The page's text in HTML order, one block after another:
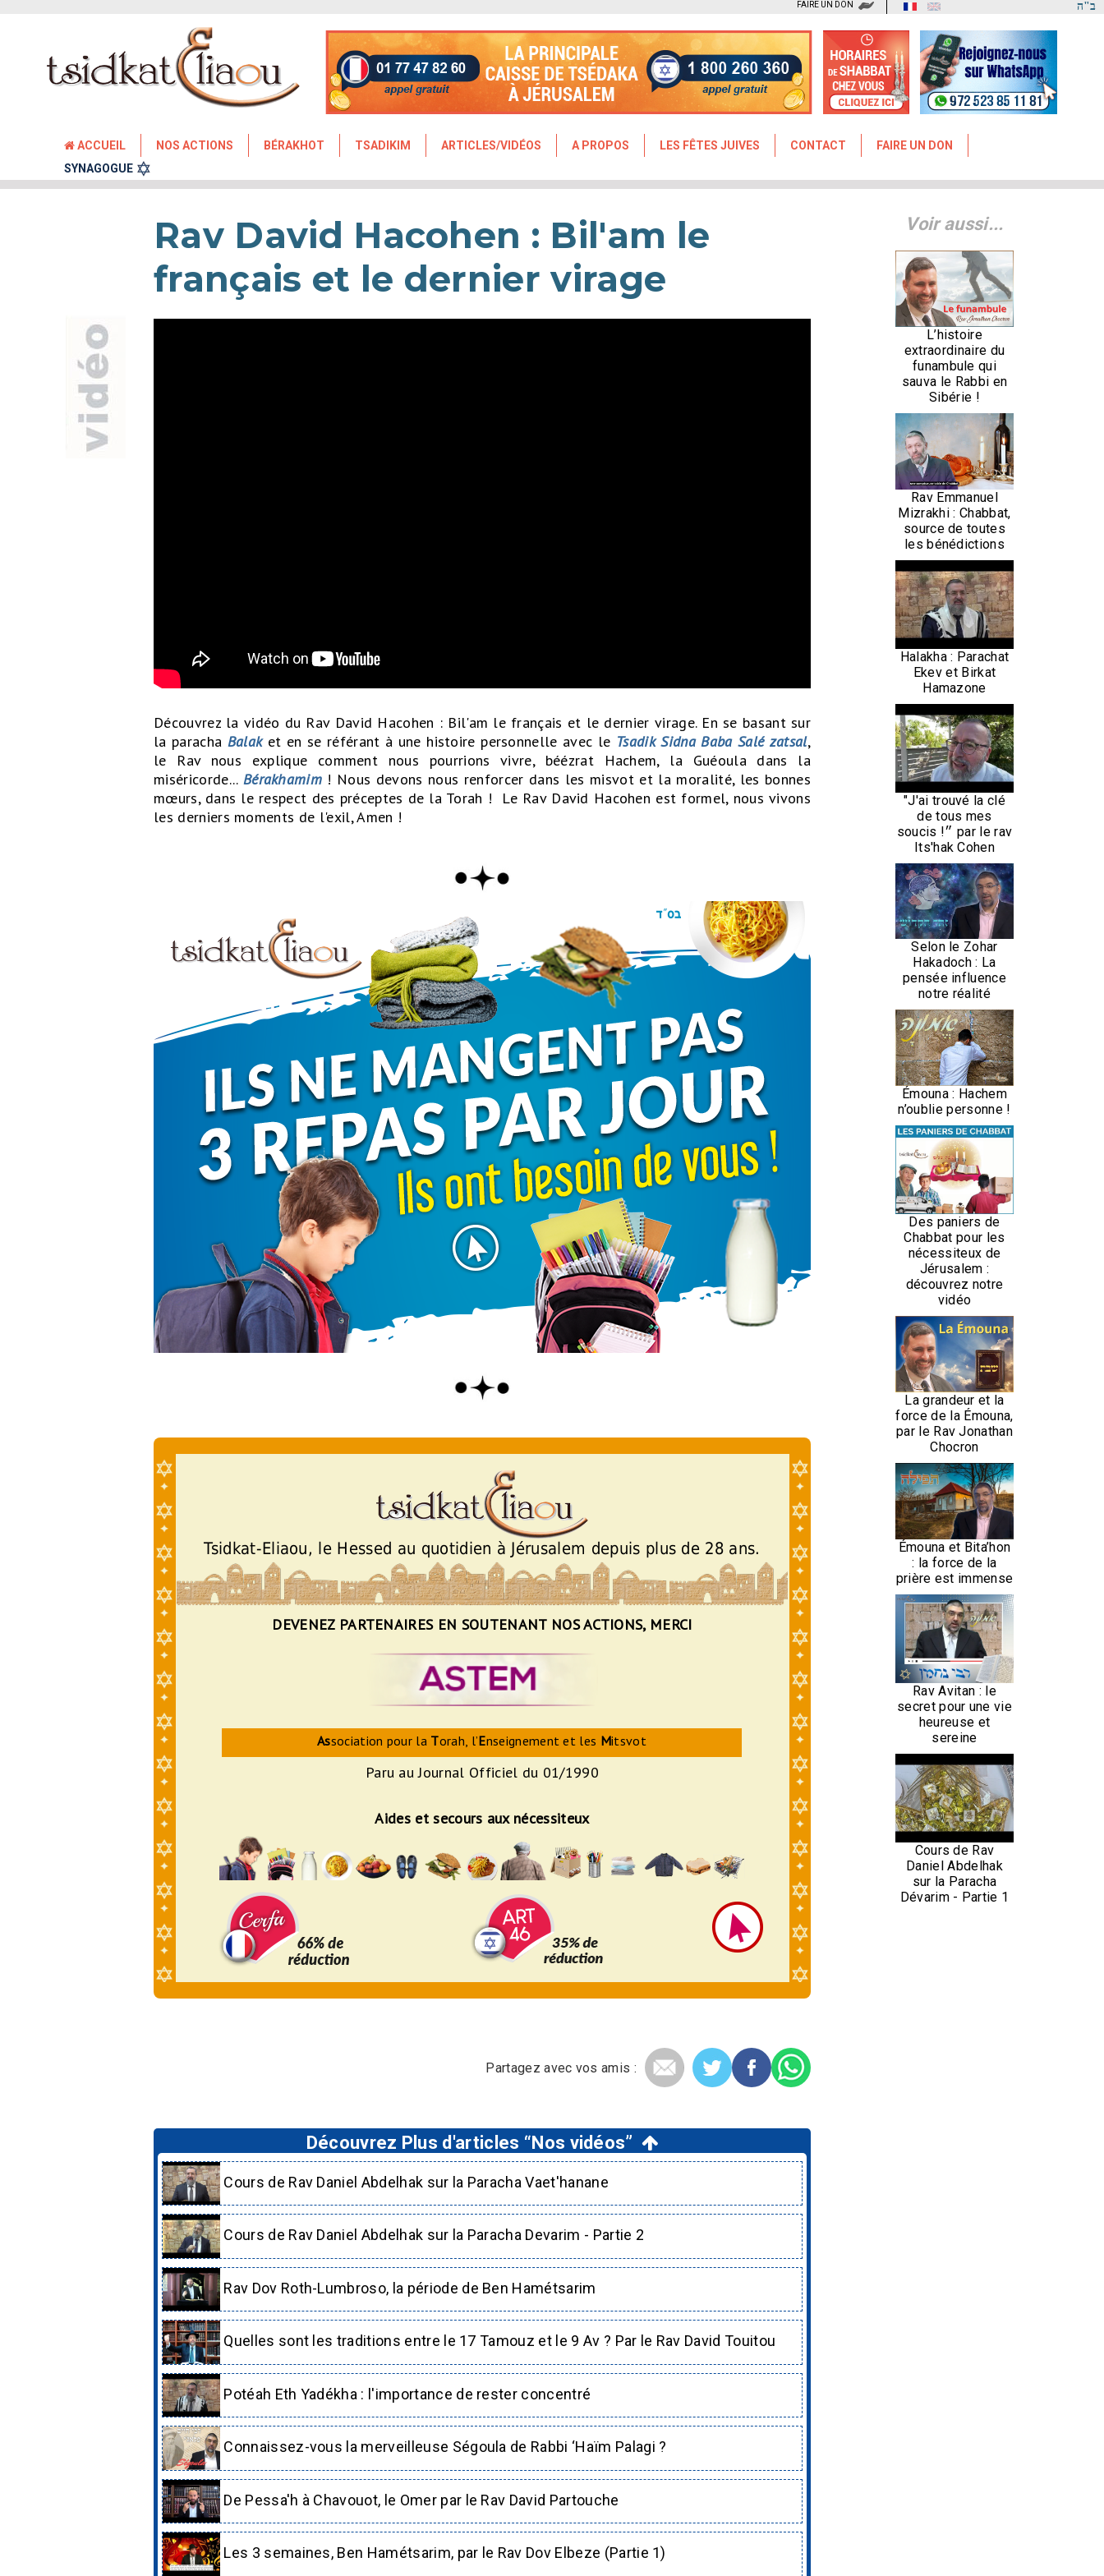
ב"ה FAIRE UN DON
ACCUEIL NOS ACTIONS BÉRAKHOT TSADIKIM ARTICLES/VIDÉOS A PROPOS LES FÊTES JUIVES CONTACT
FAIRE UN DON
SYNAGOGUE
Rav David Hacohen : Bil'am le
français et le dernier virage
Découvrez la vidéo du Rav David Hacohen : Bil'am le français et le dernier virage. En se basant sur
la paracha Balak et en se référant à une histoire personnelle avec le Tsadik Sidna Baba Salé zatsal,
le Rav nous explique comment nous pourrions vivre, béézrat Hachem, la Guéoula dans la
miséricorde... Bérakhamim ! Nous devons nous renforcer dans les misvot et la moralité, les bonnes
mœurs, dans le respect des préceptes de la Torah ! Le Rav David Hacohen est formel, nous vivons
les derniers moments de l'exil, Amen !
Tsidkat-Eliaou, le Hessed au quotidien à Jérusalem depuis plus de 28 ans.
DEVENEZ PARTENAIRES EN SOUTENANT NOS ACTIONS, MERCI
Association pour la Torah, l’Enseignement et les Mitsvot
Paru au Journal Officiel du 01/1990
Aides et secours aux nécessiteux
Partagez avec vos amis :
Découvrez Plus d'articles “Nos vidéos”
Cours de Rav Daniel Abdelhak sur la Paracha Vaet'hanane
Cours de Rav Daniel Abdelhak sur la Paracha Devarim - Partie 2
Rav Dov Roth-Lumbroso, la période de Ben Hamétsarim
Quelles sont les traditions entre le 17 Tamouz et le 9 Av ? Par le Rav David Touitou
Potéah Eth Yadékha : l'importance de rester concentré
Connaissez-vous la merveilleuse Ségoula de Rabbi ‘Haïm Palagi ?
De Pessa'h à Chavouot, le Omer par le Rav David Partouche
Les 3 semaines, Ben Hamétsarim, par le Rav Dov Elbeze (Partie 1)
Voir aussi...
L’histoire
extraordinaire du
funambule qui
sauva le Rabbi en
Sibérie !
Rav Emmanuel
Mizrakhi : Chabbat,
source de toutes
les bénédictions
Halakha : Parachat
Ekev et Birkat
Hamazone
"J'ai trouvé la clé
de tous mes
soucis !״ par le rav
Its'hak Cohen
Selon le Zohar
Hakadoch : La
pensée influence
notre réalité
Émouna : Hachem
n’oublie personne !
Des paniers de
Chabbat pour les
nécessiteux de
Jérusalem :
découvrez notre
vidéo
La grandeur et la
force de la Émouna,
par le Rav Jonathan
Chocron
Émouna et Bita’hon
: la force de la
prière est immense
Rav Avitan : le
secret pour une vie
heureuse et
sereine
Cours de Rav
Daniel Abdelhak
sur la Paracha
Dévarim - Partie 1